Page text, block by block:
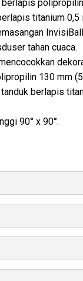
titanium 0,5
tahan cuaca.
130 mm
berlapis
90° x 90°.